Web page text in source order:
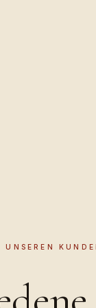
UNSEREN